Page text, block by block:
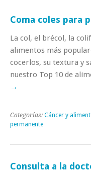
Coma coles para
La col, el brécol, la
alimentos más
cocerlos, su textura y
nuestro Top 10 de
→
Categorías: Cáncer y
permanente
Consulta a la